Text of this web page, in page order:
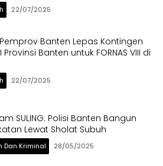
22/07/2025
Banten Lepas Kontingen
Provinsi Banten untuk FORNAS VIII di
22/07/2025
SULING: Polisi Banten Bangun
Lewat Sholat Subuh
Dan Kriminal 28/05/2025